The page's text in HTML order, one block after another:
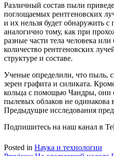
Различный состав пыли
поглощаемых рентгеновских
и их нельзя будет обнаружить
аналогично тому, как при
разные части тела человека
количество рентгеновских
структуре и составе.
Ученые определили, что пыль,
зерен графита и силиката.
кольца с помощью Чандры, они
пылевых облаков не одинакова
Предыдущие исследования
Подпишитесь на наш канал в
Posted in Наука и технологии